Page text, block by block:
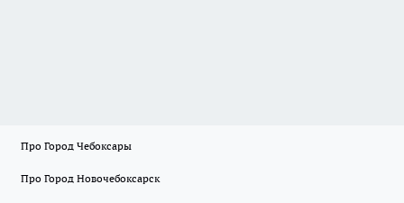
Про Город Чебоксары
Про Город Новочебоксарск